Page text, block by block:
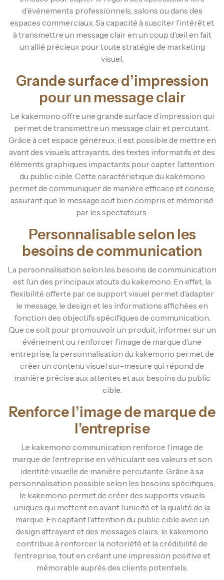
d’événements professionnels, salons ou dans des
espaces commerciaux. Sa capacité à susciter l’intérêt et
à transmettre un message clair en un coup d’œil en fait
un allié précieux pour toute stratégie de marketing
visuel.
Grande surface d’impression
pour un message clair
Le kakemono offre une grande surface d’impression qui
permet de transmettre un message clair et percutant.
Grâce à cet espace généreux, il est possible de mettre en
avant des visuels attrayants, des textes informatifs et des
éléments graphiques impactants pour capter l’attention
du public cible. Cette caractéristique du kakemono
permet de communiquer de manière efficace et concise,
assurant que le message soit bien compris et mémorisé
par les spectateurs.
Personnalisable selon les
besoins de communication
La personnalisation selon les besoins de communication
est l’un des principaux atouts du kakemono. En effet, la
flexibilité offerte par ce support visuel permet d’adapter
le message, le design et les informations affichées en
fonction des objectifs spécifiques de communication.
Que ce soit pour promouvoir un produit, informer sur un
événement ou renforcer l’image de marque d’une
entreprise, la personnalisation du kakemono permet de
créer un contenu visuel sur-mesure qui répond de
manière précise aux attentes et aux besoins du public
cible.
Renforce l’image de marque de
l’entreprise
Le kakemono communication renforce l’image de
marque de l’entreprise en véhiculant ses valeurs et son
identité visuelle de manière percutante. Grâce à sa
personnalisation possible selon les besoins spécifiques,
le kakemono permet de créer des supports visuels
uniques qui mettent en avant l’unicité et la qualité de la
marque. En captant l’attention du public cible avec un
design attrayant et des messages clairs, le kakemono
contribue à renforcer la notoriété et la crédibilité de
l’entreprise, tout en créant une impression positive et
mémorable auprès des clients potentiels.